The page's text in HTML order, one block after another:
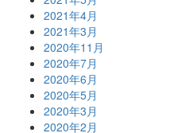
2021年4月
2021年3月
2020年11月
2020年7月
2020年6月
2020年5月
2020年3月
2020年2月